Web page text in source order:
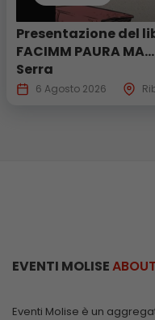
Presentazione del
FACIMM PAURA
Serra
6 Agosto 2026
EVENTI MOLISE
Eventi Molise è un